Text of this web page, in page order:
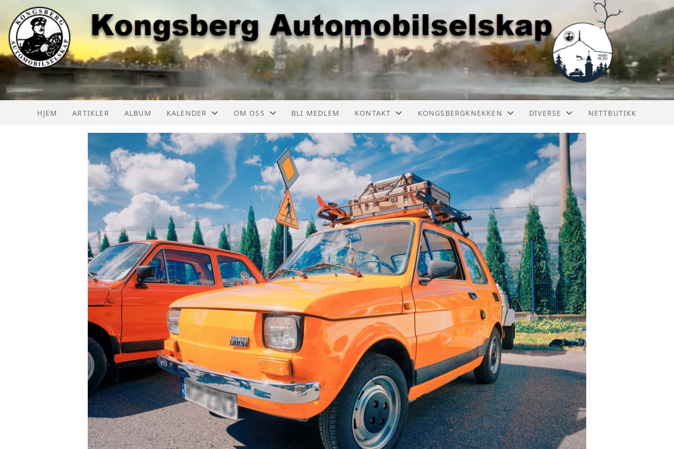
HJEM ARTIKLER ALBUM KALENDER
KAS AKTIVITETER, LISTE
KAS AKTIVITETSKALENDER
LMK AKTIVITETSKALENDER
BILTREFF NORGE
OM OSS
FORMÅL
AUTOMOBIL CHAUFFØREN
AKTIVITETER
OM NAVNET
VEDTEKTER
HISTORIE
BLI MEDLEM KONTAKT
KONTAKT
TURKOMITEE
KONGSBERGKNEKKEN
ÅRSSKRIFT
STYRET
KONGSBERGKNEKKEN
KONGSBERGKNEKKEN 2025
KONGSBERGKNEKKEN 2024
KONGSBERGKNEKKEN 2023
KONGSBERGKNEKKEN HISTORIE
DIVERSE
BILER I KONGSBERG
RESTAURERING
NETTBUTIKK